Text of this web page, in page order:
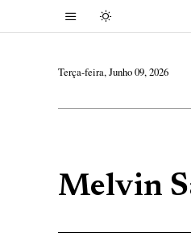
Terça-feira, Junho 09, 2026
Melvin